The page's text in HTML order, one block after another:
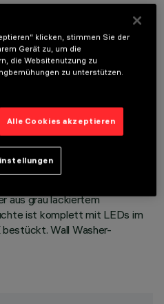
den Einsatz von LED-
Version mit Rahmen zur
aus grau lackiertem
ist komplett mit LEDs im
Wall Washer-
klicken, stimmen Sie der
Gerät zu, um die
die Websitenutzung zu
zu unterstützen.
Alle Cookies akzeptieren